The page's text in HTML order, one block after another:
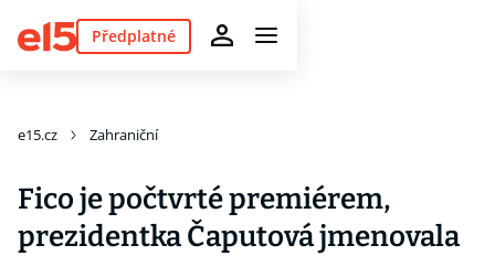
Předplatné
e15.cz Zahraniční
Fico je počtvrté premiérem,
prezidentka Čaputová jmenovala